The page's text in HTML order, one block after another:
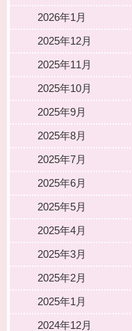
2026年1月
2025年12月
2025年11月
2025年10月
2025年9月
2025年8月
2025年7月
2025年6月
2025年5月
2025年4月
2025年3月
2025年2月
2025年1月
2024年12月